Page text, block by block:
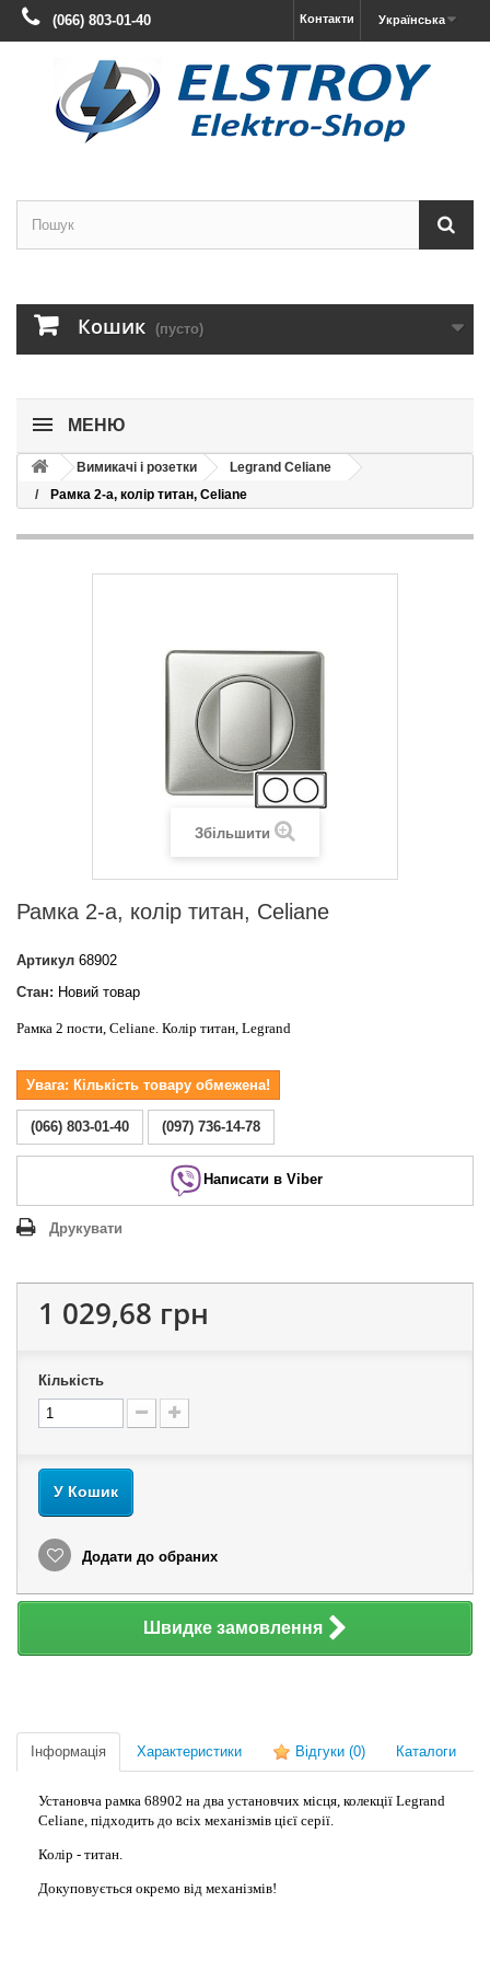
Українська
Контакти
(066) 803-01-40
Кошик (пусто)
МЕНЮ
Вимикачі і розетки
Legrand Celiane
Рамка 2-а, колір титан, Celiane
Збільшити
Рамка 2-а, колір титан, Celiane
Артикул 68902
Стан: Новий товар
Рамка 2 пости, Celiane. Колір титан, Legrand
Увага: Кількість товару обмежена!
(066) 803-01-40 (097) 736-14-78
Написати в Viber
Друкувати
1 029,68 грн
Кількість
У Кошик
Додати до обраних
Швидке замовлення
Інформація Характеристики Відгуки (0) Каталоги
Установча рамка 68902 на два установчих місця, колекції Legrand
Celiane, підходить до всіх механізмів цієї серії.
Колір - титан.
Докуповується окремо від механізмів!